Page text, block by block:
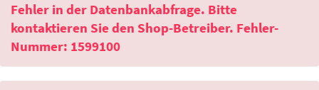
Fehler in der Datenbankabfrage. Bitte
kontaktieren Sie den Shop-Betreiber. Fehler-
Nummer: 1599100